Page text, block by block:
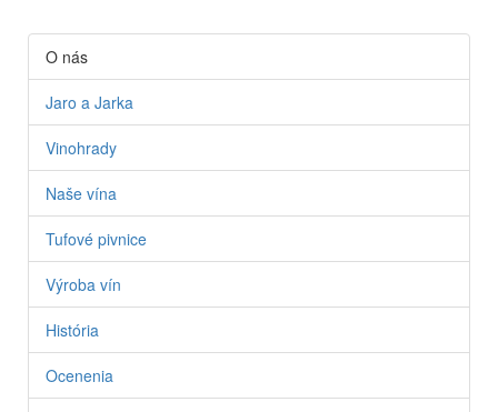
O nás
Jaro a Jarka
Vinohrady
Naše vína
Tufové pivnice
Výroba vín
História
Ocenenia